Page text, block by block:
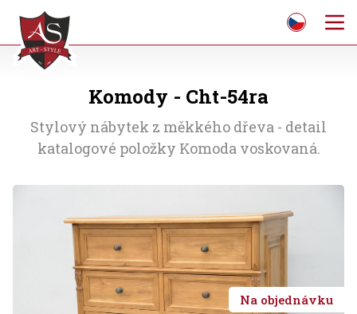
Komody - Cht-54ra
Stylový nábytek z měkkého dřeva - detail
katalogové položky Komoda voskovaná.
Na objednávku